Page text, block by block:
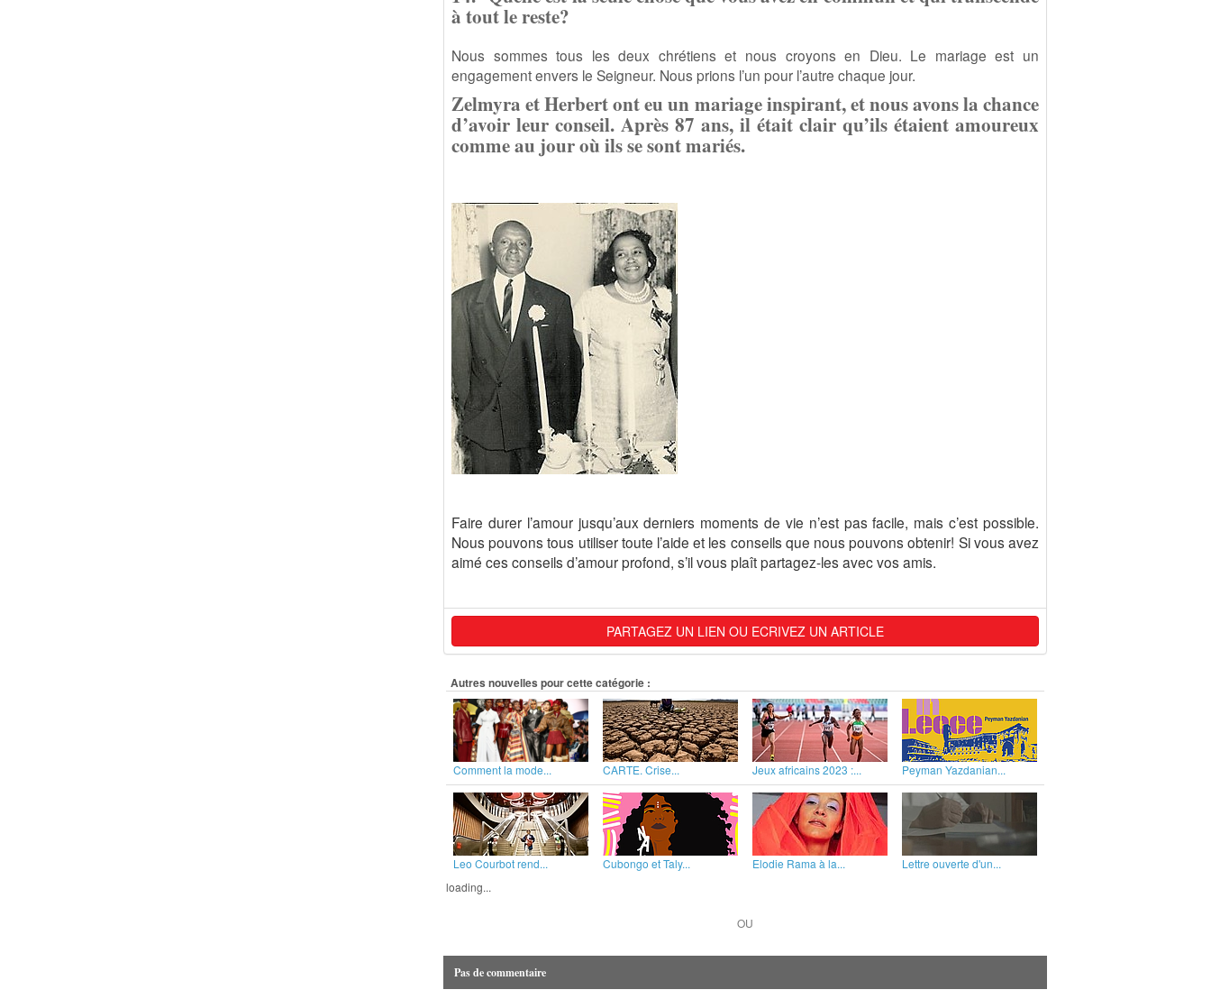
à tout le reste?
Nous sommes tous les deux chrétiens et nous croyons en Dieu. Le mariage est un
engagement envers le Seigneur. Nous prions l’un pour l’autre chaque jour.
Zelmyra et Herbert ont eu un mariage inspirant, et nous avons la chance
d’avoir leur conseil. Après 87 ans, il était clair qu’ils étaient amoureux
comme au jour où ils se sont mariés.
Faire durer l’amour jusqu’aux derniers moments de vie n’est pas facile, mais c’est possible.
Nous pouvons tous utiliser toute l’aide et les conseils que nous pouvons obtenir! Si vous avez
aimé ces conseils d’amour profond, s’il vous plaît partagez-les avec vos amis.
PARTAGEZ UN LIEN OU ECRIVEZ UN ARTICLE
Autres nouvelles pour cette catégorie :
Comment la mode... CARTE. Crise... Jeux africains 2023 :... Peyman Yazdanian...
Leo Courbot rend... Cubongo et Taly... Elodie Rama à la...
Lettre ouverte d'un...
loading...
OU
Pas de commentaire